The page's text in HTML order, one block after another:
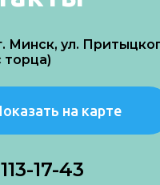
Минск, ул.
торца)
на карте
113-17-43